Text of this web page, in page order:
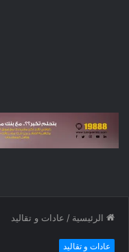
الرئيسية / عادات و تقاليد
عادات و تقاليد